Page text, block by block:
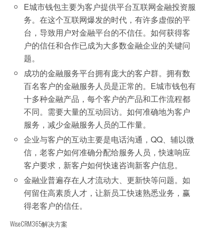
E城市钱包主要为客户提供平台互联网金融投资服
务。在这个互联网爆发的时代，有许多虚假的平
台，导致用户对金融平台的不信任。如何获得客
户的信任和合作已成为大多数金融企业的关键问
题。
成功的金融服务平台拥有庞大的客户群。拥有数
百名客户的金融服务人员是正常的。E城市钱包有
十多种金融产品，每个客户的产品和工作流程都
不同。需要大量的互动回访。如何准确地为客户
服务，减少金融服务人员的工作量。
企业与客户的互动主要是电话沟通，QQ、辅以微
信，老客户如何准确分配给服务人员，快速响应
客户要求，新客户如何快速咨询新客户信息。
金融业普遍存在人才流动大、更新快等问题。如
何留住高素质人才，让新员工快速熟悉业务，赢
得老客户的信任。
WiseCRM365解决方案